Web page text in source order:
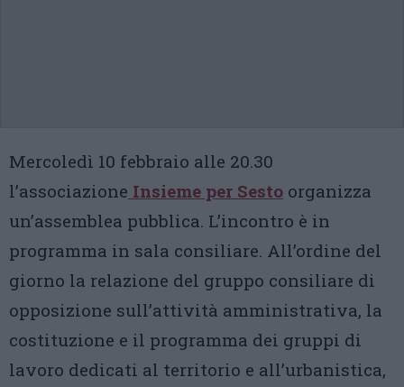
Mercoledì 10 febbraio alle 20.30
l’associazione Insieme per Sesto organizza
un’assemblea pubblica. L’incontro è in
programma in sala consiliare. All’ordine del
giorno la relazione del gruppo consiliare di
opposizione sull’attività amministrativa, la
costituzione e il programma dei gruppi di
lavoro dedicati al territorio e all’urbanistica,